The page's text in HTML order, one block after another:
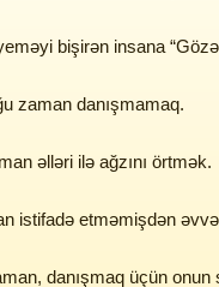
bişirən insana
zaman danışmamaq.
əlləri ilə ağzını örtmək.
istifadə etməmişdən
danışmaq üçün